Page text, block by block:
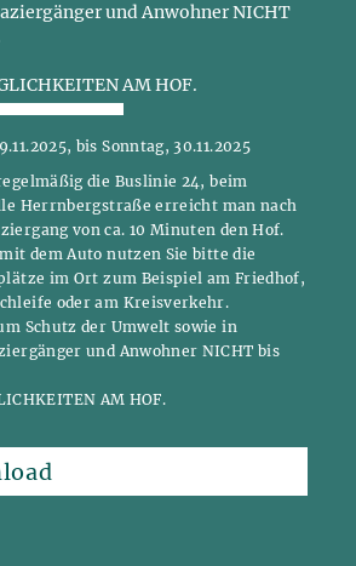
und Anwohner NICHT
AM HOF.
bis Sonntag, 30.11.2025
die Buslinie 24, beim
Herrnbergstraße erreicht man nach
von ca. 10 Minuten den Hof.
dem Auto nutzen Sie bitte die
im Ort zum Beispiel am Friedhof,
oder am Kreisverkehr.
Schutz der Umwelt sowie in
und Anwohner NICHT bis
AM HOF.